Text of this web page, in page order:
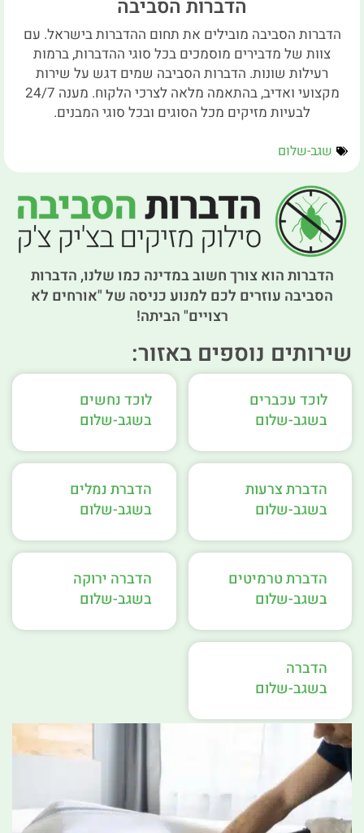
הדברות הסביבה
הדברות הסביבה מובילים את תחום ההדברות בישראל. עם
צוות של מדבירים מוסמכים בכל סוגי ההדברות, ברמות
רעילות שונות. הדברות הסביבה שמים דגש על שירות
מקצועי ואדיב, בהתאמה מלאה לצרכי הלקוח. מענה 24/7
לבעיות מזיקים מכל הסוגים ובכל סוגי המבנים.
שגב-שלום
הדברות הוא צורך חשוב במדינה כמו שלנו, הדברות
הסביבה עוזרים לכם למנוע כניסה של "אורחים לא
רצויים" הביתה!
שירותים נוספים באזור:
לוכד עכברים
בשגב-שלום
לוכד נחשים
בשגב-שלום
הדברת צרעות
בשגב-שלום
הדברת נמלים
בשגב-שלום
הדברת טרמיטים
בשגב-שלום
הדברה ירוקה
בשגב-שלום
הדברה
בשגב-שלום